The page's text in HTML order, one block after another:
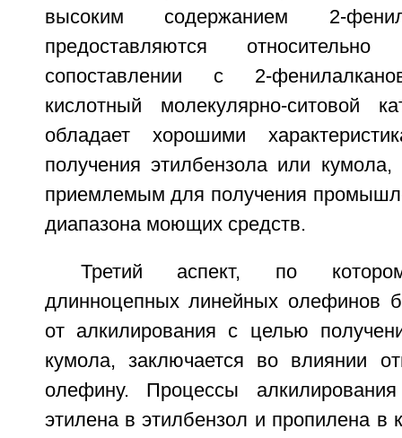
высоким содержанием 2-
предоставляются
сопоставлении с 2-
кислотный молекулярно-ситовой
обладает хорошими
получения этилбензола или
приемлемым для получения
диапазона моющих средств.
Третий аспект, по
длинноцепных линейных олефинов
от алкилирования с целью
кумола, заключается во влиянии
олефину. Процессы
этилена в этилбензол и пропилена в